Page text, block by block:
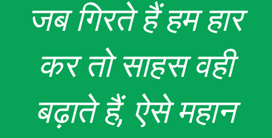
जब गिरते हैं हम हार
कर तो साहस वही
बढ़ाते हैं, ऐसे महान